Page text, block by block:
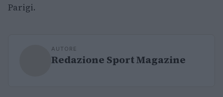
Parigi.
AUTORE
Redazione Sport Magazine